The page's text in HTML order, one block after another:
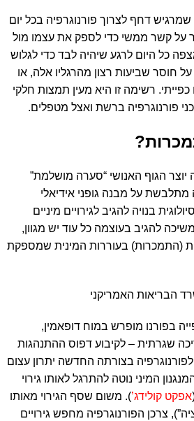
שמרגיש דחף לצרוך פורנוגרפיה בכל יום
על קשר ממשי כדי לספק את עצמו מול
כל היום לרגע שיהיה לבד כדי לגלוש
חוסר שביעות רצון מהרגליו אלה, או
רשימה זו היא מעין תמצות חלקי
פורנוגרפיה ברשת ואצל מטפלים.
יוצר הגוף האנושי “סערה מושלמת”
מתלבשת על מבנה גופני אידיאלי
בנויה להגיב לגירויים מיניים
להגיב בעוצמה כל עוד יש מגוון,
(התמכרות) בעוררות המינית שמספקת
הבריאות האמריקני
בפורנו מופרש במוח דופאמין,
שגרתית – לקיבוע דפוס ההתנהגות
לפורנוגרפיה בצורתה החדשה יתרון עצום
המיני נוטה להתרגל לאותו גירוי
אפקט קולידג’). משום שסף הגירוי מאותו
צרכן הפורנוגרפיה מחפש גירויים